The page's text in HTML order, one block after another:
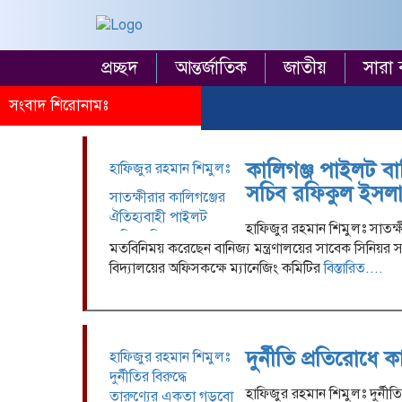
প্রচ্ছদ আন্তর্জাতিক জাতীয় সারা
সংবাদ শিরোনামঃ
হাফিজুর রহমান শিমুলঃ
সাতক্ষীরার কালিগঞ্জের
ঐতিহ্যবাহী পাইলট
বালিকা বিদ্যালয়
পরিদর্শন ও মতবিনিময়
করেছেন বানিজ্য
সিনিয়র সচিব শেখ
মঙ্গলবার (০২ সেপ্টেম্বর)
বেলা ১১টায় বিদ্যালয়ের
অফিসকক্ষে ম্যানেজিং
কালিগঞ্জ পাইলট
সচিব রফিকুল
হাফিজুর রহমান শিমুলঃ
মতবিনিময় করেছেন বানিজ্য মন্ত্রণালয়ের সাবেক
বিদ্যালয়ের অফিসকক্ষে ম্যানেজিং কমিটিরবিস্তারিত....
হাফিজুর রহমান শিমুলঃ
দুর্নীতির বিরুদ্ধে
তারুণ্যের একতা গড়বো
দুর্নীতি প্রতিরোধে
হাফিজুর রহমান শিমুলঃ